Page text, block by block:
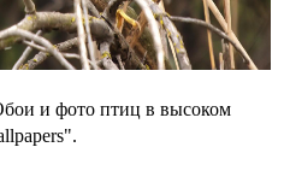
и фото птиц в высоком